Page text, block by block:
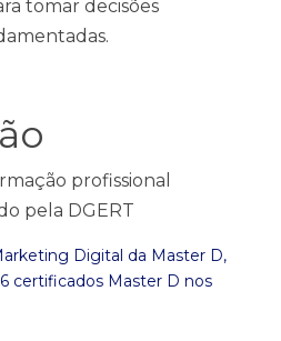
tomar decisões
profissional
pela DGERT
Digital da Master D,
certificados Master D nos